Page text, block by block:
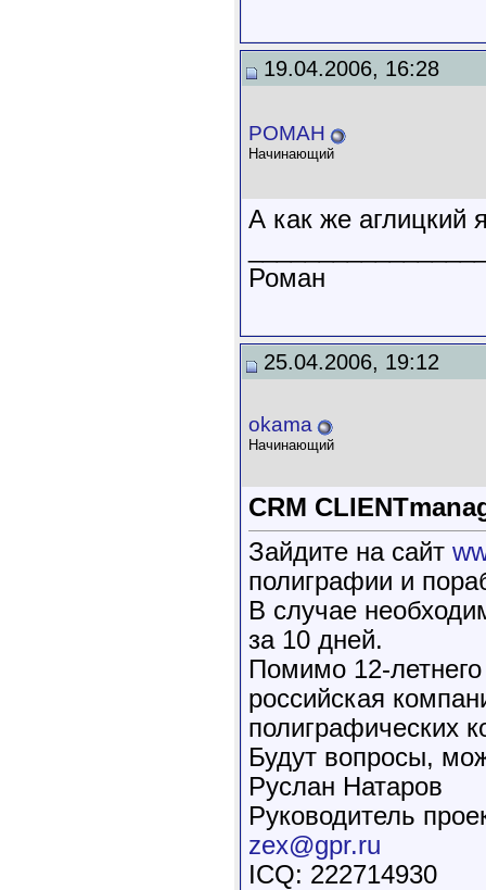
19.04.2006, 16:28
POMAH
Начинающий
А как же аглицкий
Роман
25.04.2006, 19:12
okama
Начинающий
CRM
Зайдите на сайт
полиграфии и
В случае
за 10 дней.
Помимо 12-
российская
полиграфических
Будут вопросы,
Руслан Натаров
Руководитель
zex@gpr.ru
ICQ: 222714930